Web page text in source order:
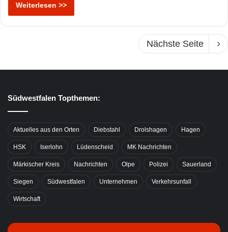
Weiterlesen >>
Nächste Seite
Südwestfalen Topthemen:
Aktuelles aus den Orten Diebstahl Drolshagen Hagen
HSK Iserlohn Lüdenscheid MK Nachrichten
Märkischer Kreis Nachrichten Olpe Polizei Sauerland
Siegen Südwestfalen Unternehmen Verkehrsunfall
Wirtschaft